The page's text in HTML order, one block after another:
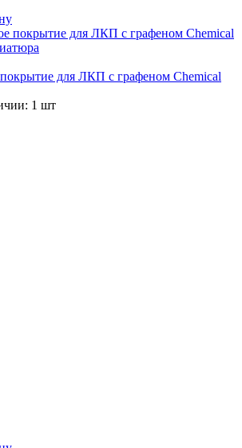
для ЛКП с графеном Chemical
1 шт